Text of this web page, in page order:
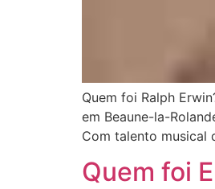
Quem foi Ralph
em Beaune-la-
Com talento musical
Quem foi